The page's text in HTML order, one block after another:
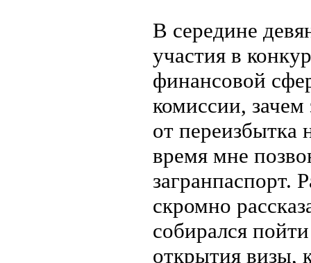
В середине
участия в
финансовой
комиссии, зачем
от переизбытка
время мне
загранпаспорт.
скромно
собирался
открытия визы,